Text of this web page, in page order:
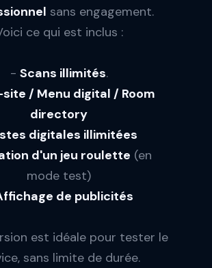
sans engagement.
ce qui est inclus :
- Scans illimités.
/ Menu digital / Room
directory
digitales illimitées
d'un jeu roulette (en
mode test)
de publicités
est idéale pour tester le
sans limite de durée.